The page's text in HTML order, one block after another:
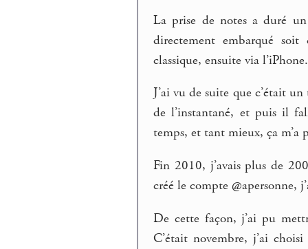
La prise de notes a duré
directement embarqué
classique, ensuite via l’iPhone.
J’ai vu de suite que c’était
de l’instantané, et puis il
temps, et tant mieux, ça m’a
Fin 2010, j’avais plus de
créé le compte @apersonne,
De cette façon, j’ai pu
C’était novembre, j’ai